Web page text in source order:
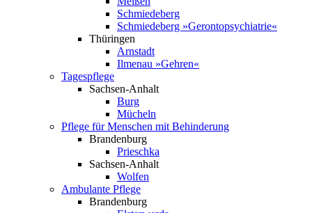
Schmiedeberg
Schmiedeberg »Geronto­psychiatrie«
Thüringen
Arnstadt
Ilmenau »Gehren«
Tagespflege
Sachsen-Anhalt
Burg
Mücheln
Pflege­ für Menschen mit Behinderung
Brandenburg
Prieschka
Sachsen-Anhalt
Wolfen
Ambulante Pflege
Brandenburg